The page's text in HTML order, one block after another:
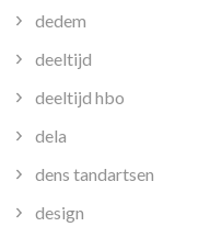
dedem
deeltijd
deeltijd hbo
dela
dens tandartsen
design